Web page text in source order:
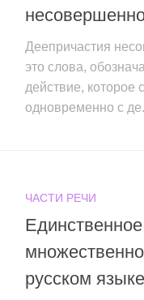
Деепричастия
это слова,
действие, которое
одновременно с
ЧАСТИ РЕЧИ
русском языке